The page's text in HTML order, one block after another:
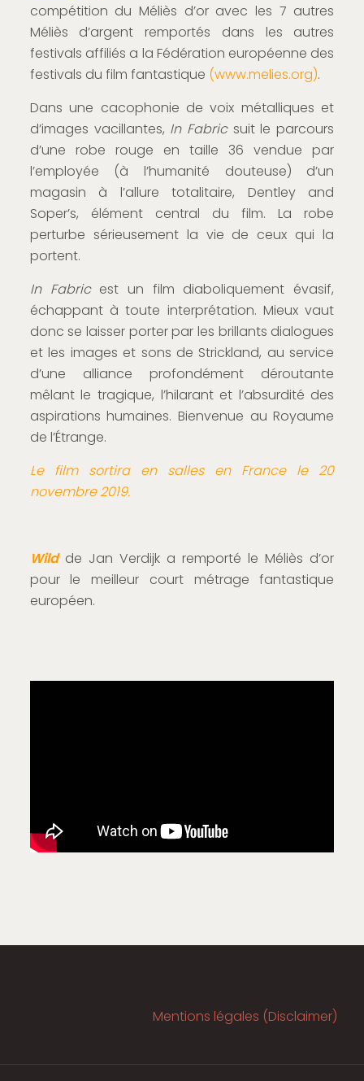
compétition du Méliès d’or avec les 7 autres
Méliès d’argent remportés dans les autres
festivals affiliés a la Fédération européenne des
festivals du film fantastique (www.melies.org).
Dans une cacophonie de voix métalliques et
d’images vacillantes, In Fabricsuit le parcours
d’une robe rouge en taille 36 vendue par
l’employée (à l’humanité douteuse) d’un
magasin à l’allure totalitaire, Dentley and
Soper’s, élément central du film. La robe
perturbe sérieusement la vie de ceux qui la
portent.
In Fabricest un film diaboliquement évasif,
échappant à toute interprétation. Mieux vaut
donc se laisser porter par les brillants dialogues
et les images et sons de Strickland, au service
d’une alliance profondément déroutante
mêlant le tragique, l’hilarant et l’absurdité des
aspirations humaines. Bienvenue au Royaume
de l’Étrange.
Le film sortira en salles en France le 20
novembre 2019.
Wildde Jan Verdijk a remporté le Méliès d’or
pour le meilleur court métrage fantastique
européen.
Mentions légales (Disclaimer)